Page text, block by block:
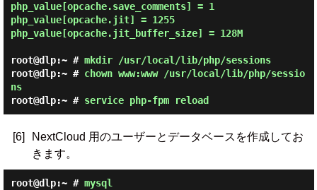
php_value[opcache.save_comments] = 1
php_value[opcache.jit] = 1255
php_value[opcache.jit_buffer_size] = 128M
root@dlp:~ # mkdir /usr/local/lib/php/sessions
root@dlp:~ # chown www:www /usr/local/lib/php/sessio
ns
root@dlp:~ # service php-fpm reload
[6]
NextCloud 用のユーザーとデータベースを作成してお
きます。
root@dlp:~ # mysql